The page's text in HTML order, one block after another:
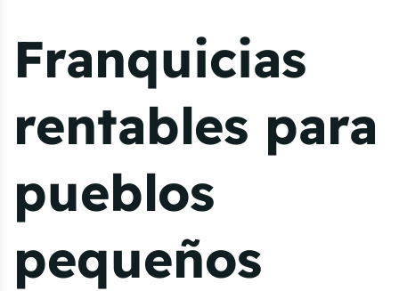
Franquicias
rentables para
pueblos
pequeños